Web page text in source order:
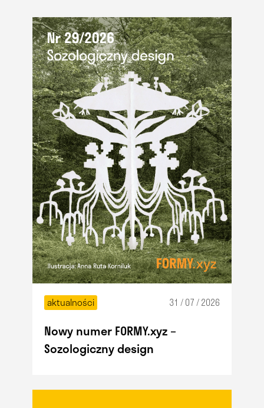
aktualności 31 / 07 / 2026
Nowy numer FORMY.xyz –
Sozologiczny design